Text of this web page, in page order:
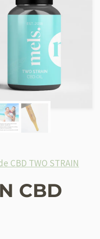
CBD TWO STRAIN
CBD